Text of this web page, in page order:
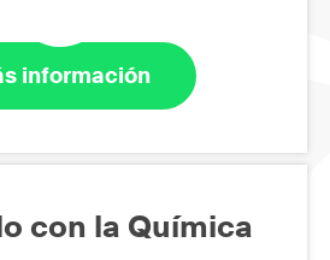
información
con la Química